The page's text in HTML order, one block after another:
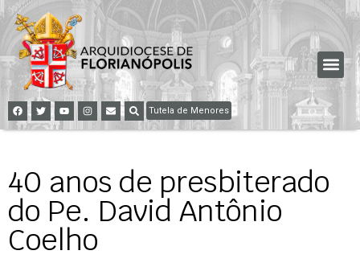
Tutela de Menores
40 anos de presbiterado
do Pe. David Antônio
Coelho